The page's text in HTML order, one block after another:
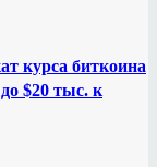
курса биткоина
$20 тыс. к